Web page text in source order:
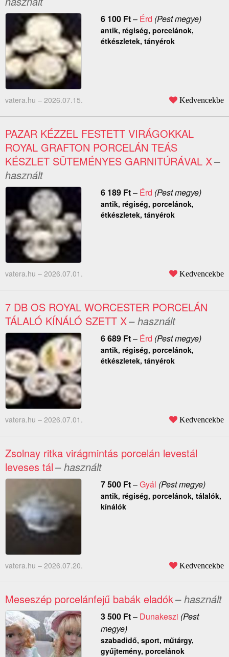
6 100 Ft– Érd (Pest megye)
antik, régiség, porcelánok,
étkészletek, tányérok
vatera.hu – 2026.07.15. Kedvencekbe
PAZAR KÉZZEL FESTETT VIRÁGOKKAL
ROYAL GRAFTON PORCELÁN TEÁS
KÉSZLET SÜTEMÉNYES GARNITÚRÁVAL X–
használt
6 189 Ft– Érd (Pest megye)
antik, régiség, porcelánok,
étkészletek, tányérok
vatera.hu – 2026.07.01. Kedvencekbe
7 DB OS ROYAL WORCESTER PORCELÁN
TÁLALÓ KÍNÁLÓ SZETT X– használt
6 689 Ft– Érd (Pest megye)
antik, régiség, porcelánok,
étkészletek, tányérok
vatera.hu – 2026.07.01. Kedvencekbe
Zsolnay ritka virágmintás porcelán levestál
leveses tál– használt
7 500 Ft–Gyál (Pest megye)
antik, régiség, porcelánok, tálalók,
kínálók
vatera.hu – 2026.07.20. Kedvencekbe
Meseszép porcelánfejű babák eladók– használt
3 500 Ft– Dunakeszi (Pest
megye)
szabadidő, sport, műtárgy,
gyűjtemény, porcelánok